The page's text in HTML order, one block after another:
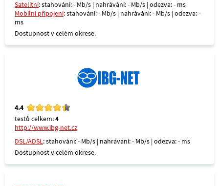
Satelitní: stahování: - Mb/s | nahrávání: - Mb/s | odezva: - ms
Mobilní připojení: stahování: - Mb/s | nahrávání: - Mb/s | odezva: -
ms
Dostupnost v celém okrese.
4.4
testů celkem:4
http://www.ibg-net.cz
DSL/ADSL: stahování: - Mb/s | nahrávání: - Mb/s | odezva: - ms
Dostupnost v celém okrese.